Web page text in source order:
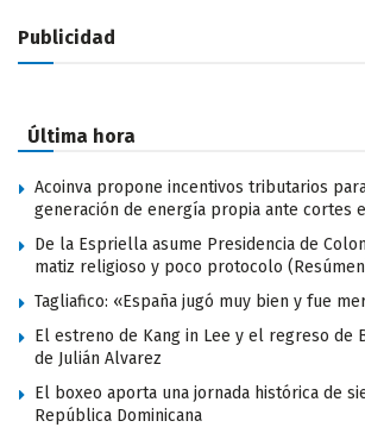
Publicidad
Última hora
Acoinva propone incentivos tributarios
generación de energía propia ante cortes
De la Espriella asume Presidencia de
matiz religioso y poco protocolo
Tagliafico: «España jugó muy bien y fue
El estreno de Kang in Lee y el regreso de
de Julián Alvarez
El boxeo aporta una jornada histórica de
República Dominicana